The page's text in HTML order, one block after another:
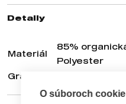
Detaily
Materiál
85%
Polyester
Gramáž
O súboroch